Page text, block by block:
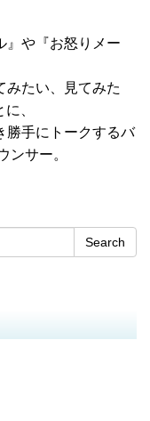
』や『お怒りメー
みたい、見てみた
、
勝手にトークするバ
ンサー。
Search